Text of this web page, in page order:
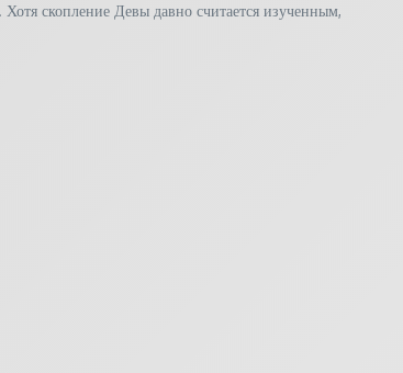
скопление Девы давно считается изученным,